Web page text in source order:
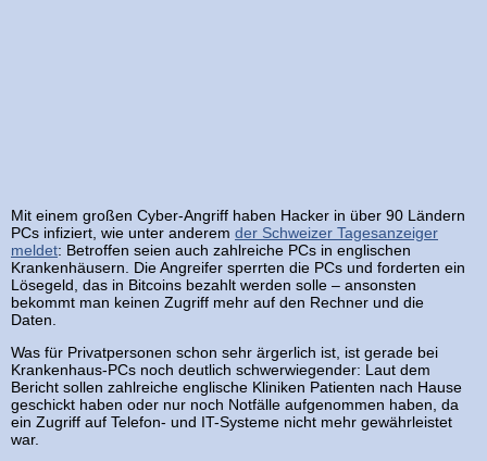
Mit einem großen Cyber-Angriff haben Hacker in über 90 Ländern
PCs infiziert, wie unter anderem der Schweizer Tagesanzeiger
meldet: Betroffen seien auch zahlreiche PCs in englischen
Krankenhäusern. Die Angreifer sperrten die PCs und forderten ein
Lösegeld, das in Bitcoins bezahlt werden solle – ansonsten
bekommt man keinen Zugriff mehr auf den Rechner und die
Daten.
Was für Privatpersonen schon sehr ärgerlich ist, ist gerade bei
Krankenhaus-PCs noch deutlich schwerwiegender: Laut dem
Bericht sollen zahlreiche englische Kliniken Patienten nach Hause
geschickt haben oder nur noch Notfälle aufgenommen haben, da
ein Zugriff auf Telefon- und IT-Systeme nicht mehr gewährleistet
war.